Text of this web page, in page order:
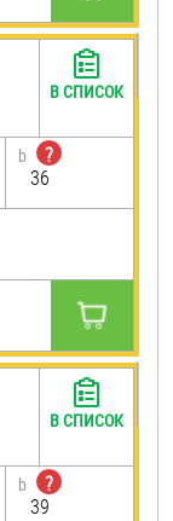
b
?
36
В СПИСОК
b
?
39
В СПИСОК